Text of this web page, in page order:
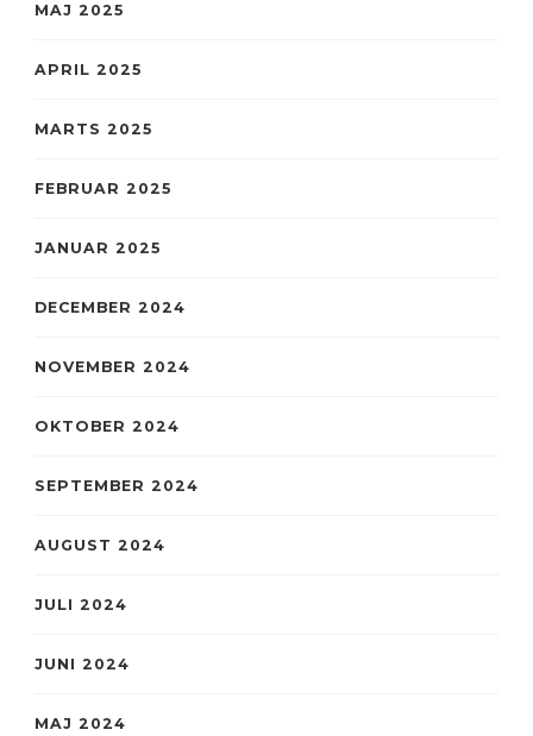
MAJ 2025
APRIL 2025
MARTS 2025
FEBRUAR 2025
JANUAR 2025
DECEMBER 2024
NOVEMBER 2024
OKTOBER 2024
SEPTEMBER 2024
AUGUST 2024
JULI 2024
JUNI 2024
MAJ 2024